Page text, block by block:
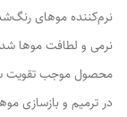
نرم‌كننده موهای
نرمی و لطافت موها
محصول موجب تقویت
در ترمیم و بازسازی